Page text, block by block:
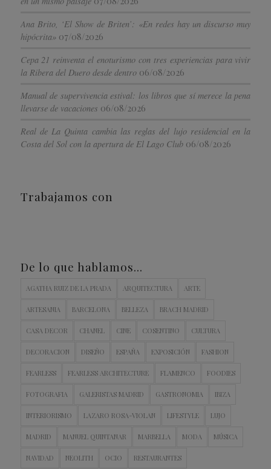
Ana Brito, ‘El Show de Briten’: «En redes hay un discurso muy
hipócrita» 07/08/2026
Cepa 21 reinventa el enoturismo con tres experiencias para vivir
la Ribera del Duero desde dentro 06/08/2026
Manual de supervivencia estival: los libros que sí merece la pena
llevarse de vacaciones 06/08/2026
Real de La Quinta cambia las reglas del lujo residencial en la
Costa del Sol con la apertura de El Lago Club 06/08/2026
Trabajamos con
De lo que hablamos…
AGATHA RUIZ DE LA PRADA ARQUITECTURA ARTE
ARTESANIA BARCELONA BELLEZA BRACH MADRID
CASA DECOR CHANEL CINE COSENTINO CULTURA
DECORACION DISEÑO ESPAÑA EXPOSICIÓN FASHION
FEARLESS FEARLESS ARCHITECTURE FLAMENCO FOODIES
FOTOGRAFIA GALERISTAS MADRID GASTRONOMIA IBIZA
INTERIORISMO LAZARO ROSA-VIOLAN LIFESTYLE LUJO
MADRID MANUEL QUINTANAR MARBELLA MODA MÚSICA
NAVIDAD NEOLITH OCIO RESTAURANTES